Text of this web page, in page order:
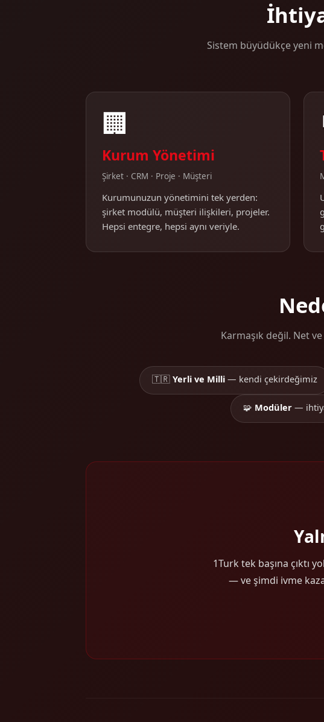
Sistem büyüdükçe yeni
🏢
Kurum Yönetimi
Şirket · CRM · Proje · Müşteri
Kurumunuzun yönetimini tek yerden:
şirket modülü, müşteri ilişkileri, projeler.
Hepsi entegre, hepsi aynı veriyle.
Karmaşık değil. Net
🇹🇷 Yerli ve Milli— kendi çekirdeğimiz
🧩 Modüler—
1Turk tek başına çıktı
— ve şimdi ivme